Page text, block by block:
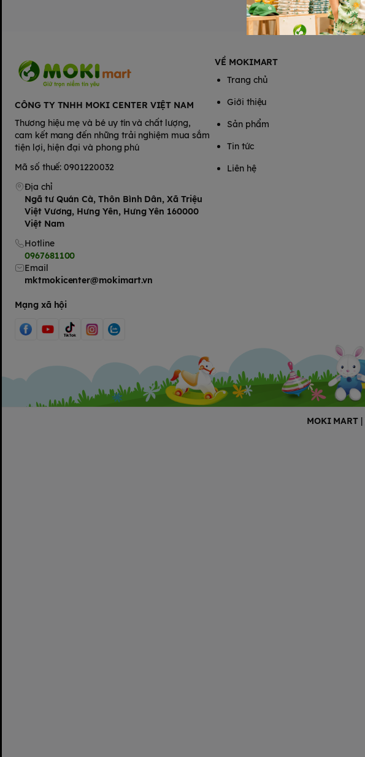
CÔNG TY TNHH MOKI CENTER VIỆT NAM
Thương hiệu mẹ và bé uy tín và chất lượng,
cam kết mang đến những trải nghiệm mua sắm
tiện lợi, hiện đại và phong phú
Mã số thuế: 0901220032
Địa chỉ
Ngã tư Quán Cà, Thôn Bình Dân, Xã Triệu
Việt Vương, Hưng Yên, Hưng Yên 160000
Việt Nam
Hotline
0967681100
Email
mktmokicenter@mokimart.vn
Mạng xã hội
VỀ MOKIMART
Trang chủ
Giới thiệu
Sản phẩm
Tin tức
Liên hệ
MOKI MART |